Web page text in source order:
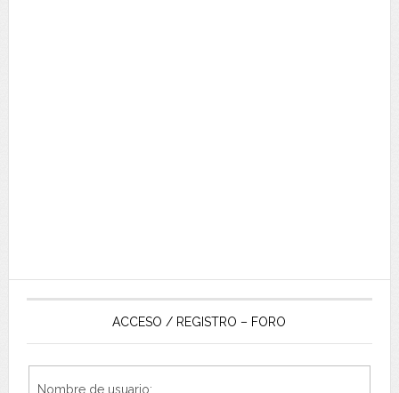
ACCESO / REGISTRO – FORO
Nombre de usuario: